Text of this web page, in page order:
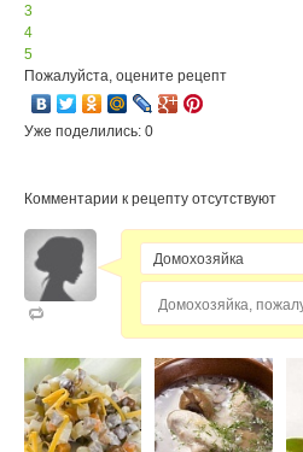
3
4
5
Пожалуйста, оцените рецепт
Уже поделились: 0
Комментарии к рецепту отсутствуют